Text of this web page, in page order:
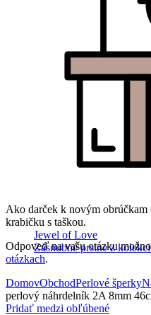
Jewel of Love
Zásnubné prstne z
Ako darček k novým obrúčkam
krabičku s taškou.
Odpoveď na vašu otázku
otázkach.
DomovObchodPerlové šperky
perlový náhrdelník 2A 8mm
Pridať medzi obľúbené